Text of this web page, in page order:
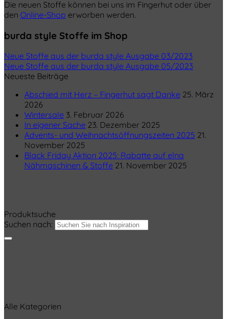
Die neuen Stoffe können bei uns im Fingerhut oder über
den Online-Shop erworben werden.
burda style Stoffe im Shop
Neue Stoffe aus der burda style Ausgabe 03/2023
Neue Stoffe aus der burda style Ausgabe 05/2023
Neueste Beiträge
Abschied mit Herz – Fingerhut sagt Danke 25. März
2026
Wintersale 3. Februar 2026
In eigener Sache 23. Dezember 2025
Advents- und Weihnachtsöffnungszeiten 2025 21.
November 2025
Black Friday Aktion 2025: Rabatte auf elna
Nähmaschinen & Stoffe 21. November 2025
Produktsuche
Suchen nach:
Alle Kategorien